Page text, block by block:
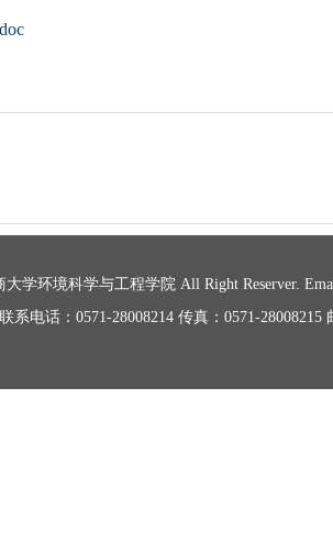
学环境科学与工程学院 All Right Reserver.
电话：0571-28008214 传真：0571-28008215